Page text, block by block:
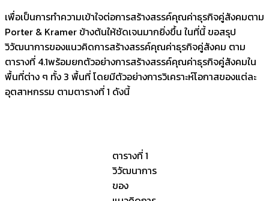
เพื่อเป็นการทำความเข้าใจต่อการสร้างสรรค์คุณค่าธุรกิจคู่สังคมตาม
Porter & Kramer ข้างต้นให้ชัดเจนมากยิ่งขึ้น ในที่นี้ ขอสรุป
วิวัฒนาการของแนวคิดการสร้างสรรค์คุณค่าธุรกิจคู่สังคม ตาม
ตารางที่ 4.1พร้อมยกตัวอย่างการสร้างสรรค์คุณค่าธุรกิจคู่สังคมใน
พื้นที่ต่าง ๆ ทั้ง 3 พื้นที่ โดยมีตัวอย่างการวิเคราะห์โอกาสของแต่ละ
อุตสาหกรรม ตามตารางที่ 1 ดังนี้
ตารางที่ 1
วิวัฒนาการ
ของ